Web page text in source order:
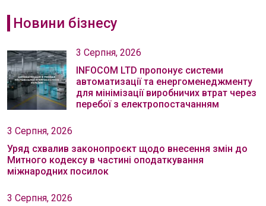
Новини бізнесу
3 Серпня, 2026
INFOCOM LTD пропонує системи
автоматизації та енергоменеджменту
для мінімізації виробничих втрат через
перебої з електропостачанням
3 Серпня, 2026
Уряд схвалив законопроєкт щодо внесення змін до
Митного кодексу в частині оподаткування
міжнародних посилок
3 Серпня, 2026